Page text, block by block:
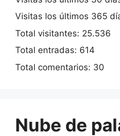
Visitas los últimos 365
Total visitantes: 25.536
Total entradas: 614
Total comentarios: 30
Nube de